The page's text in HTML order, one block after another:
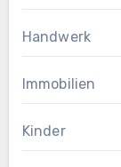
Handwerk
Immobilien
Kinder